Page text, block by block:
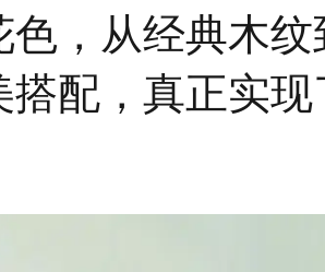
色，从经典木
搭配，真正实